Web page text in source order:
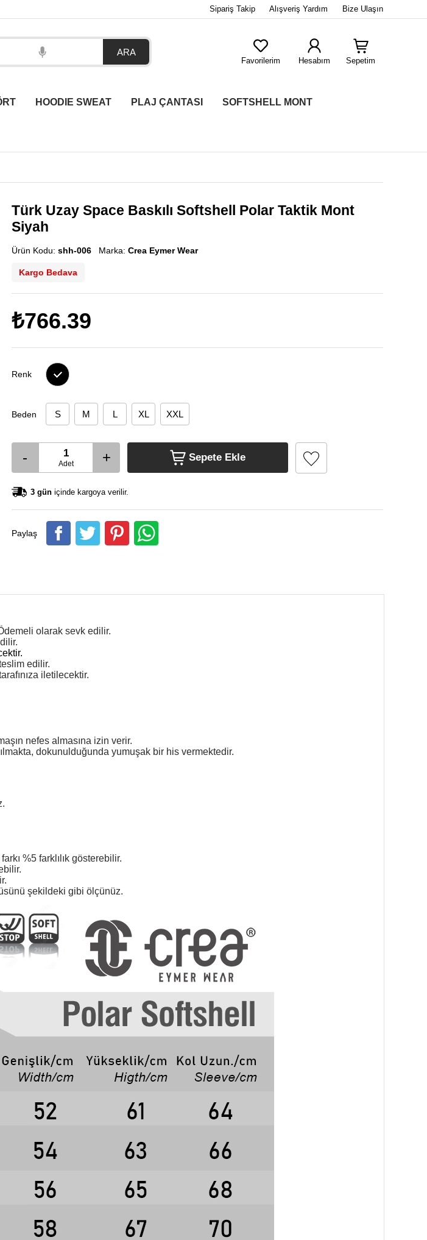
Sipariş Takip Alışveriş Yardım Bize Ulaşın
Favorilerim Hesabım Sepetim
HOODIE SWEAT PLAJ ÇANTASI SOFTSHELL MONT
Türk Uzay Space Baskılı Softshell Polar Taktik Mont
Siyah
Ürün Kodu: shh-006 Marka: Crea Eymer Wear
Kargo Bedava
₺766.39
Renk
Beden S M L XL XXL
- Adet + Sepete Ekle
3 gün içinde kargoya verilir.
Paylaş
olarak sevk edilir.
edilir.
iletilecektir.
nefes almasına izin verir.
dokunulduğunda yumuşak bir his vermektedir.
%5 farklılık gösterebilir.
şekildeki gibi ölçünüz.